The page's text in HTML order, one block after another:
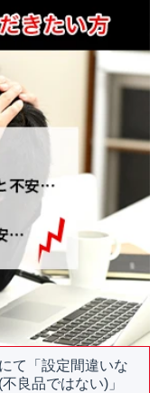
て「設定間違いな
良品ではない)」